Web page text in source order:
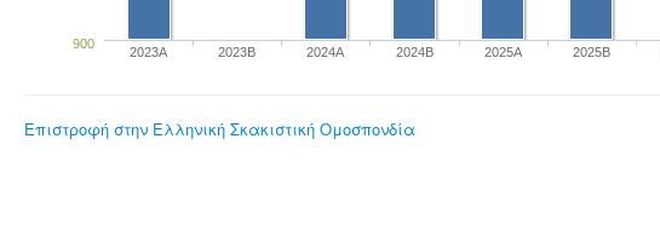
2023Α 2023B 2024A 2024B 2025A 2025B
900
Επιστροφή στην Ελληνική Σκακιστική Ομοσπονδία